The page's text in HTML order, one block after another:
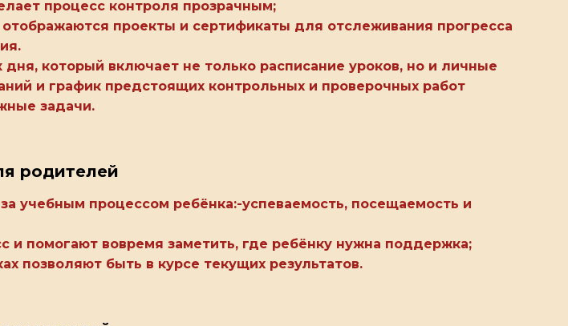
процесс контроля прозрачным;
проекты и сертификаты для отслеживания прогресса
который включает не только расписание уроков, но и личные
и график предстоящих контрольных и проверочных работ
задачи.
родителей
учебным процессом ребёнка:-успеваемость, посещаемость и
и помогают вовремя заметить, где ребёнку нужна поддержка;
позволяют быть в курсе текущих результатов.